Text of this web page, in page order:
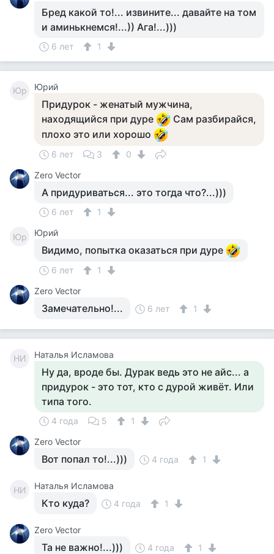
Бред какой то!... извините... давайте на том
и аминькнемся!...)) Ага!...)))
6 лет 1
Юр Юрий
Придурок - женатый мужчина,
находящийся при дуре
Сам разбирайся,
плохо это или хорошо
6 лет 3
0
Zero Vector
А придуриваться... это тогда что?...)))
6 лет 1
Юр Юрий
Видимо, попытка оказаться при дуре
6 лет
1
Zero Vector
Замечательно!... 6 лет 1
НИ Наталья Исламова
Ну да, вроде бы. Дурак ведь это не айс... а
придурок - это тот, кто с дурой живёт. Или
типа того.
4 года 5
1
Zero Vector
Вот попал то!...))) 4 года 1
НИ Наталья Исламова
Кто куда? 4 года 1
Zero Vector
Та не важно!...))) 4 года 1